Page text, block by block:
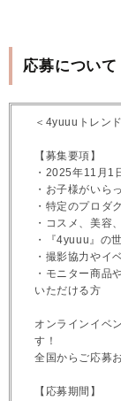
応募について
＜4yuuuトレン
【募集要項】
・2025年11月1
・お子様がいら
・特定のプロダ
・コスメ、美容
・『4yuuu』の
・撮影協力やイ
・モニター商品
いただける方
オンラインイベ
す！
全国からご応募
【応募期間】